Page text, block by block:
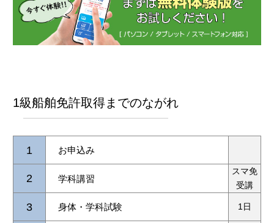
1級船舶免許取得までのながれ
1 お申込み
2 学科講習
スマ免
受講
3 身体・学科試験 1日